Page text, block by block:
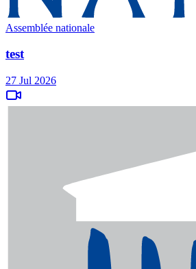
Assemblée nationale
test
27 Jul 2026